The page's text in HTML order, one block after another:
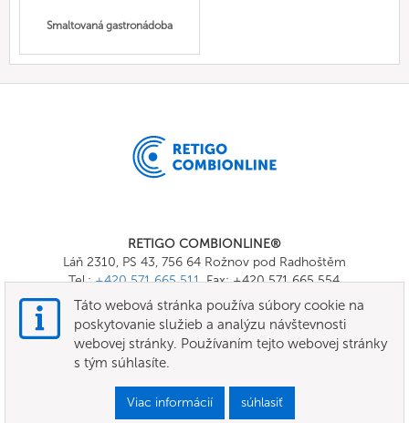
Smaltovaná gastronádoba
RETIGO COMBIONLINE®
Láň 2310, PS 43, 756 64 Rožnov pod Radhoštěm
Tel.:+420 571 665 511, Fax: +420 571 665 554
E-mail:
info@combionline.com
OnlineMenu
Podmienky
Táto webová stránka používa súbory cookie na
poskytovanie služieb a analýzu návštevnosti
webovej stránky. Používaním tejto webovej stránky
s tým súhlasíte.
Viac informácií súhlasiť